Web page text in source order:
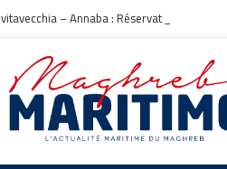
– Annaba : Réservations ouvertes !